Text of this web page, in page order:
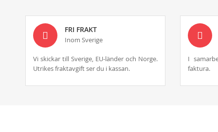
the
images
gallery
FRI FRAKT
Inom Sverige
Vi skickar till Sverige, EU-länder och Norge.
Utrikes fraktavgift ser du i kassan.
I
faktura.